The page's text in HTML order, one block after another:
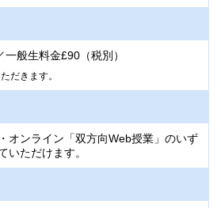
般生料金£90（税別）
だきます。
オンライン「双方向Web授業」のいず
いただけます。